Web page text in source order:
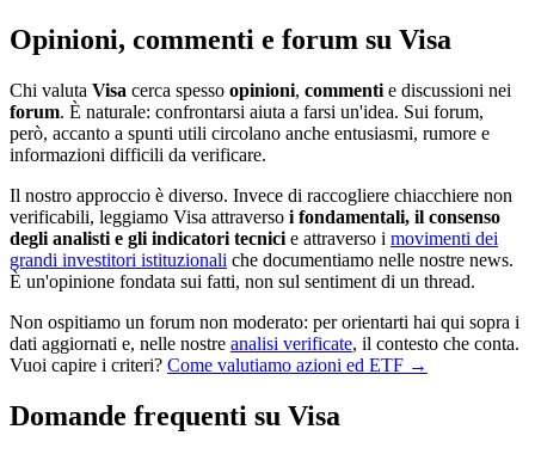
Opinioni, commenti e forum su Visa
Chi valuta Visa cerca spesso opinioni, commenti e discussioni nei
forum. È naturale: confrontarsi aiuta a farsi un'idea. Sui forum,
però, accanto a spunti utili circolano anche entusiasmi, rumore e
informazioni difficili da verificare.
Il nostro approccio è diverso. Invece di raccogliere chiacchiere non
verificabili, leggiamo Visa attraverso i fondamentali, il consenso
degli analisti e gli indicatori tecnici e attraverso i movimenti dei
grandi investitori istituzionali che documentiamo nelle nostre news.
È un'opinione fondata sui fatti, non sul sentiment di un thread.
Non ospitiamo un forum non moderato: per orientarti hai qui sopra i
dati aggiornati e, nelle nostre analisi verificate, il contesto che conta.
Vuoi capire i criteri? Come valutiamo azioni ed ETF →
Domande frequenti su Visa